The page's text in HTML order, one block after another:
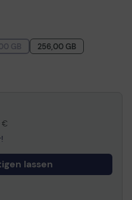
GB 256,00 GB
€
lassen